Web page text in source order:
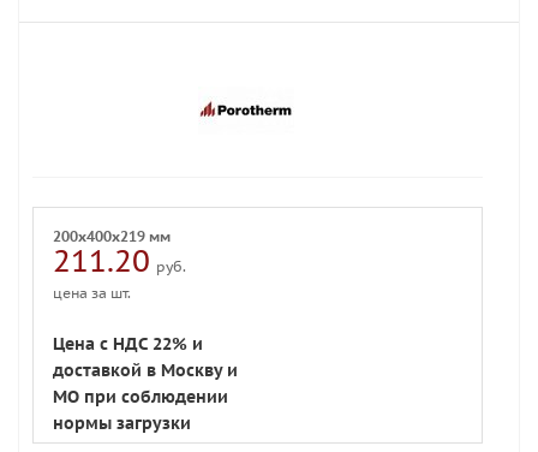
200x400x219 мм
211.20 руб.
цена за шт.
Цена с НДС 22% и
доставкой в Москву и
МО при соблюдении
нормы загрузки